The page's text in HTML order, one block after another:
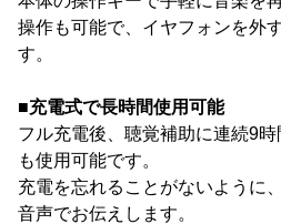
操作も可能で、イヤフォンを外
す。
■充電式で長時間使用可能
フル充電後、聴覚補助に連続9
も使用可能です。
充電を忘れることがないように
音声でお伝えします。